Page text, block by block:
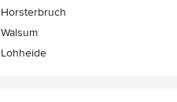
Horsterbruch
Walsum
Lohheide